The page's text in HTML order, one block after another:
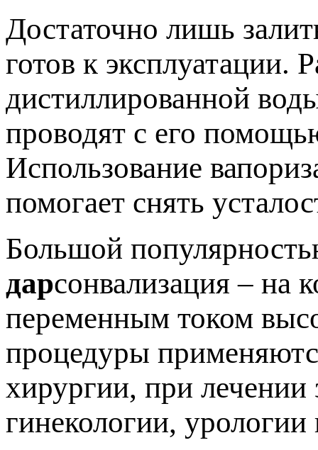
Достаточно лишь
готов к эксплуатации.
дистиллированной
проводят с его
Использование
помогает снять
Большой
дарсонвализация – на
переменным током
процедуры
хирургии, при лечении
гинекологии, урологии